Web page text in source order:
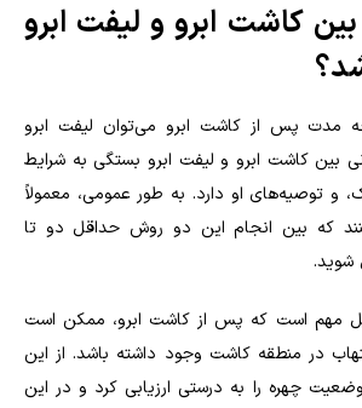
کاشت ابرو و لیفت ابرو
مدت پس از کاشت ابرو می‌توان لیفت ابرو
بین کاشت ابرو و لیفت ابرو بستگی به شرایط
و توصیه‌های او دارد. به طور عمومی، معمولاً
که بین انجام این دو روش حداقل دو تا
شوید.
مهم است که پس از کاشت ابرو، ممکن است
در منطقه کاشت وجود داشته باشد. از این
چهره را به درستی ارزیابی کرد و در این